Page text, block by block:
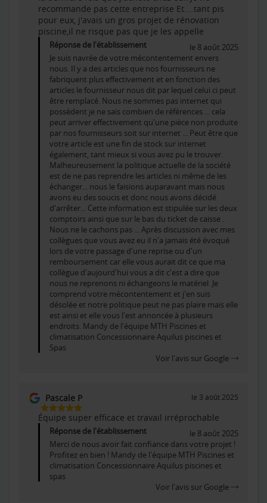
recommande pas cette entreprise Et....tant pis
pour eux, j'avais un gros projet de rénovation
piscine,il ne risque pas que je les appelle
Réponse de l'établissement
le 8 août 2025
Je suis navrée de votre mécontentement envers
nous. Il y a des articles que nos fournisseurs ne
fabriquent plus effectivement et en fonction des
articles le fournisseur nous dit par lequel celui ci peut
être remplacé. Nous ne sommes pas internet qui
possèdent je ne sais combien de références ... cela
peut arriver effectivement qu'une pièce non produite
par nos fournisseurs soit sur internet ... Peut être que
votre article est une fin de stock sur internet
également, tant mieux si vous avez pu le trouver.
Malheureusement la politique actuelle de la société
est de ne pas reprendre les articles ni même de les
échanger... nous le faisions auparavant mais nous
avons eu des soucis et donc nous avons décidé
d'arrêter... Cette information est stipulée sur les deux
comptoirs ainsi que sur le bas du ticket de caisse .
Nous ne le cachons pas ... Après discussion avec mes
collègues que vous avez eu il n'a jamais été évoqué
lors de votre passage d'une reprise ou d'un
remboursement car elle vous aurait dit ce que ma
collègue d'aujourd'hui vous a dit c'est a dire que
nous ne reprenons ni échangeons le matériel. Je
comprend votre mécontentement et j'en suis
désolée et notre politique peut ne pas plaire mais elle
est ainsi et elle vous l'est annoncée à plusieurs
endroits. Mandy de l'équipe MTH Piscines et
climatisation Concessionnaire Aquilus piscines et
Spas
Voir l'avis sur Google
Pascale P
5
Étoiles
Sur
le 3 août 2025
Équipe super efficace et travail irréprochable
Réponse de l'établissement
le 8 août 2025
Merci de nous avoir fait confiance dans votre projet !
Profitez en bien ! Mandy de l'équipe MTH Piscines et
climatisation Concessionnaire Aquilus piscines et
spas
Voir l'avis sur Google